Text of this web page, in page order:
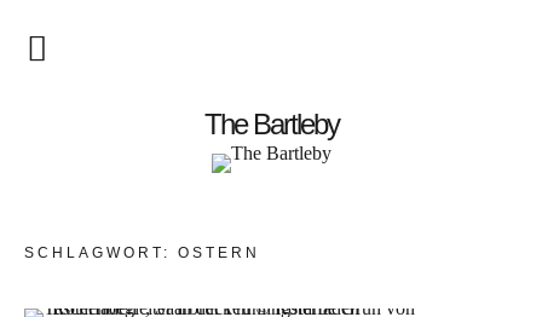
The Bartleby
Startseite
About
Menschen
Kunst
SCHLAGWORT: OSTERN